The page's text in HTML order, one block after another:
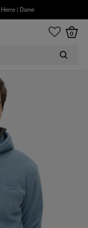
Herre| Dame
0